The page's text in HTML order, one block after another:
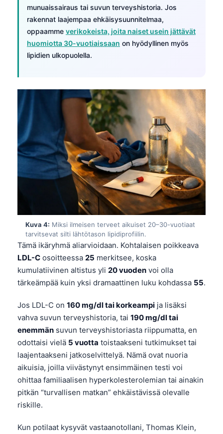
munuaissairaus tai suvun terveyshistoria. Jos
rakennat laajempaa ehkäisysuunnitelmaa,
oppaamme verikokeista, joita naiset usein jättävät
huomiotta 30-vuotiaissaan on hyödyllinen myös
lipidien ulkopuolella.
Kuva 4: Miksi ilmeisen terveet aikuiset 20–30-vuotiaat
tarvitsevat silti lähtötason lipidiprofiilin.
Tämä ikäryhmä aliarvioidaan. Kohtalaisen poikkeava
LDL-C osoitteessa 25 merkitsee, koska
kumulatiivinen altistus yli 20 vuoden voi olla
tärkeämpää kuin yksi dramaattinen luku kohdassa 55.
Jos LDL-C on 160 mg/dl tai korkeampi ja lisäksi
vahva suvun terveyshistoria, tai 190 mg/dl tai
enemmän suvun terveyshistoriasta riippumatta, en
odottaisi vielä 5 vuotta toistaakseni tutkimukset tai
laajentaakseni jatkoselvittelyä. Nämä ovat nuoria
aikuisia, joilla viivästynyt ensimmäinen testi voi
ohittaa familiaalisen hyperkolesterolemian tai ainakin
pitkän “turvallisen matkan” ehkäistävissä olevalle
riskille.
Kun potilaat kysyvät vastaanotollani, Thomas Klein,